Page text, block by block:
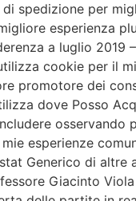
spedizione per
esperienza
a luglio 2019
cookie per il
promotore dei
dove Posso
osservando
esperienze
Generico di altre
Giacinto